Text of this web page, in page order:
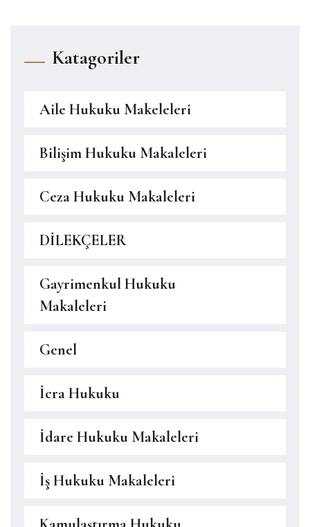
Katagoriler
Aile Hukuku Makeleleri
Bilişim Hukuku Makaleleri
Ceza Hukuku Makaleleri
DİLEKÇELER
Gayrimenkul Hukuku
Makaleleri
Genel
İcra Hukuku
İdare Hukuku Makaleleri
İş Hukuku Makaleleri